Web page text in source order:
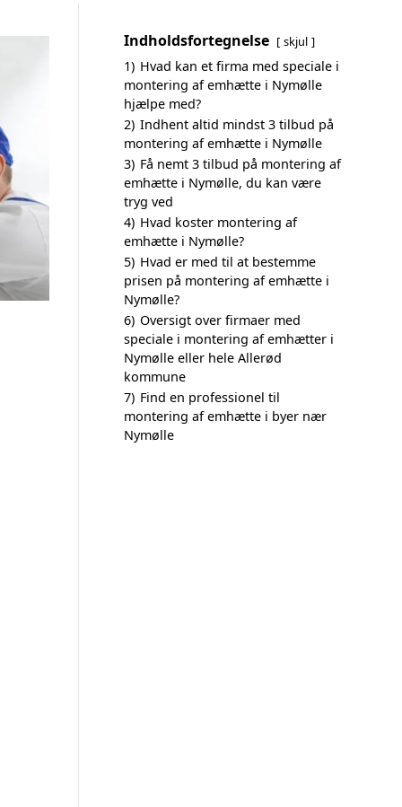
Indholdsfortegnelse skjul
1) Hvad kan et firma med speciale i
montering af emhætte i Nymølle
hjælpe med?
2) Indhent altid mindst 3 tilbud på
montering af emhætte i Nymølle
3) Få nemt 3 tilbud på montering af
emhætte i Nymølle, du kan være
tryg ved
4) Hvad koster montering af
emhætte i Nymølle?
5) Hvad er med til at bestemme
prisen på montering af emhætte i
Nymølle?
6) Oversigt over firmaer med
speciale i montering af emhætter i
Nymølle eller hele Allerød
kommune
7) Find en professionel til
montering af emhætte i byer nær
Nymølle